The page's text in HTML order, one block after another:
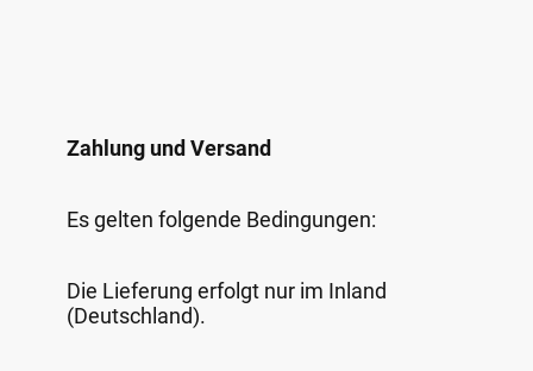
Zahlung und Versand
Es gelten folgende Bedingungen:
Die Lieferung erfolgt nur im Inland
(Deutschland).